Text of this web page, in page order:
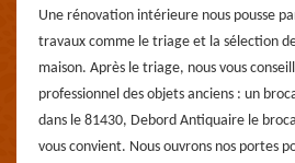
Une rénovation intérieure nous pousse
travaux comme le triage et la sélection
maison. Après le triage, nous vous
professionnel des objets anciens : un
dans le 81430, Debord Antiquaire le
vous convient. Nous ouvrons nos portes